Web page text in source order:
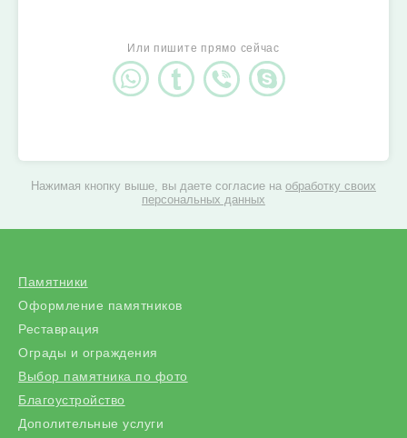
Или пишите прямо сейчас
Нажимая кнопку выше, вы даете согласие на обработку своих
персональных данных
Памятники
Оформление памятников
Реставрация
Ограды и ограждения
Выбор памятника по фото
Благоустройство
Дополительные услуги